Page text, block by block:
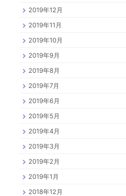
2019年12月
2019年11月
2019年10月
2019年9月
2019年8月
2019年7月
2019年6月
2019年5月
2019年4月
2019年3月
2019年2月
2019年1月
2018年12月